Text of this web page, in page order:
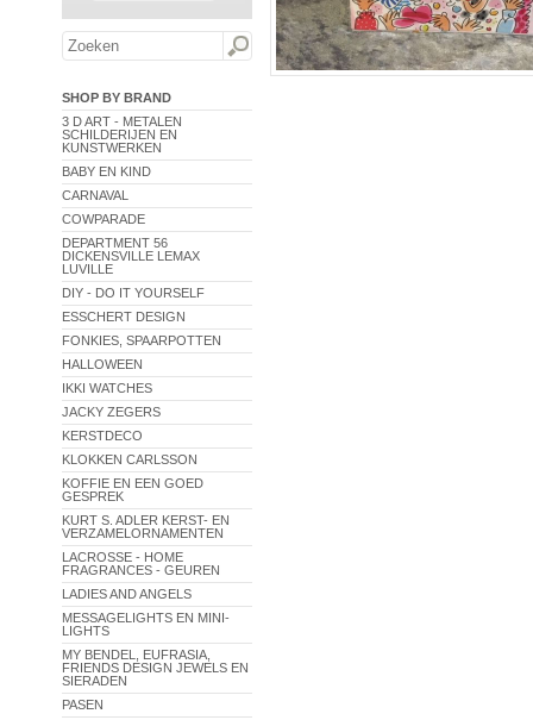
SHOP BY BRAND
3 D ART - METALEN
SCHILDERIJEN EN
KUNSTWERKEN
BABY EN KIND
CARNAVAL
COWPARADE
DEPARTMENT 56
DICKENSVILLE LEMAX
LUVILLE
DIY - DO IT YOURSELF
ESSCHERT DESIGN
FONKIES, SPAARPOTTEN
HALLOWEEN
IKKI WATCHES
JACKY ZEGERS
KERSTDECO
KLOKKEN CARLSSON
KOFFIE EN EEN GOED
GESPREK
KURT S. ADLER KERST- EN
VERZAMELORNAMENTEN
LACROSSE - HOME
FRAGRANCES - GEUREN
LADIES AND ANGELS
MESSAGELIGHTS EN MINI-
LIGHTS
MY BENDEL, EUFRASIA,
FRIENDS DESIGN JEWELS EN
SIERADEN
PASEN